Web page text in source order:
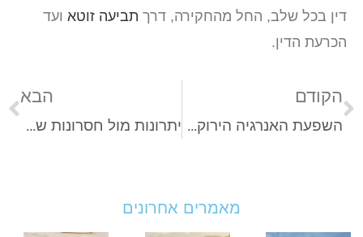
דין בכל שלב, החל מהחקירה, דרך תביעה זוטא ועד
הכרעת הדין.
הקודם
השפעת האנרגיה הירוקה על הבריאות שלנו – הפתרון לשיפור איכות החיים
הבא
יתרונות מול חסרונות של ייפוי כוח מתמשך: האם באמת כדאי לערוך אותו?
מאמרים אחרונים